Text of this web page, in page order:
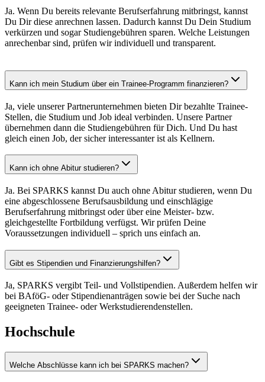
Ja. Wenn Du bereits relevante Berufserfahrung mitbringst, kannst
Du Dir diese anrechnen lassen. Dadurch kannst Du Dein Studium
verkürzen und sogar Studiengebühren sparen. Welche Leistungen
anrechenbar sind, prüfen wir individuell und transparent.
Kann ich mein Studium über ein Trainee-Programm finanzieren?
Ja, viele unserer Partnerunternehmen bieten Dir bezahlte Trainee-
Stellen, die Studium und Job ideal verbinden. Unsere Partner
übernehmen dann die Studiengebühren für Dich. Und Du hast
gleich einen Job, der sicher interessanter ist als Kellnern.
Kann ich ohne Abitur studieren?
Ja. Bei SPARKS kannst Du auch ohne Abitur studieren, wenn Du
eine abgeschlossene Berufsausbildung und einschlägige
Berufserfahrung mitbringst oder über eine Meister‑ bzw.
gleichgestellte Fortbildung verfügst. Wir prüfen Deine
Voraussetzungen individuell – sprich uns einfach an.
Gibt es Stipendien und Finanzierungshilfen?
Ja, SPARKS vergibt Teil- und Vollstipendien. Außerdem helfen wir
bei BAföG- oder Stipendienanträgen sowie bei der Suche nach
geeigneten Trainee- oder Werkstudierendenstellen.
Hochschule
Welche Abschlüsse kann ich bei SPARKS machen?